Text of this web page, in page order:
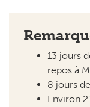
13 jours
repos à
8 jours
Environ